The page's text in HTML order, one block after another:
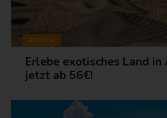
AFRIKA
Erlebe exotisches Land
jetzt ab 56€!